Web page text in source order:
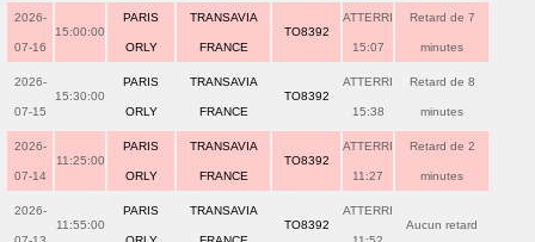
2026-
07-16
15:00:00
PARIS
ORLY
TRANSAVIA
FRANCE
TO8392
ATTERRI
15:07
Retard de 7
minutes
2026-
07-15
15:30:00
PARIS
ORLY
TRANSAVIA
FRANCE
TO8392
ATTERRI
15:38
Retard de 8
minutes
2026-
07-14
11:25:00
PARIS
ORLY
TRANSAVIA
FRANCE
TO8392
ATTERRI
11:27
Retard de 2
minutes
2026-
11:55:00
PARIS TRANSAVIA
TO8392
ATTERRI
Aucun retard